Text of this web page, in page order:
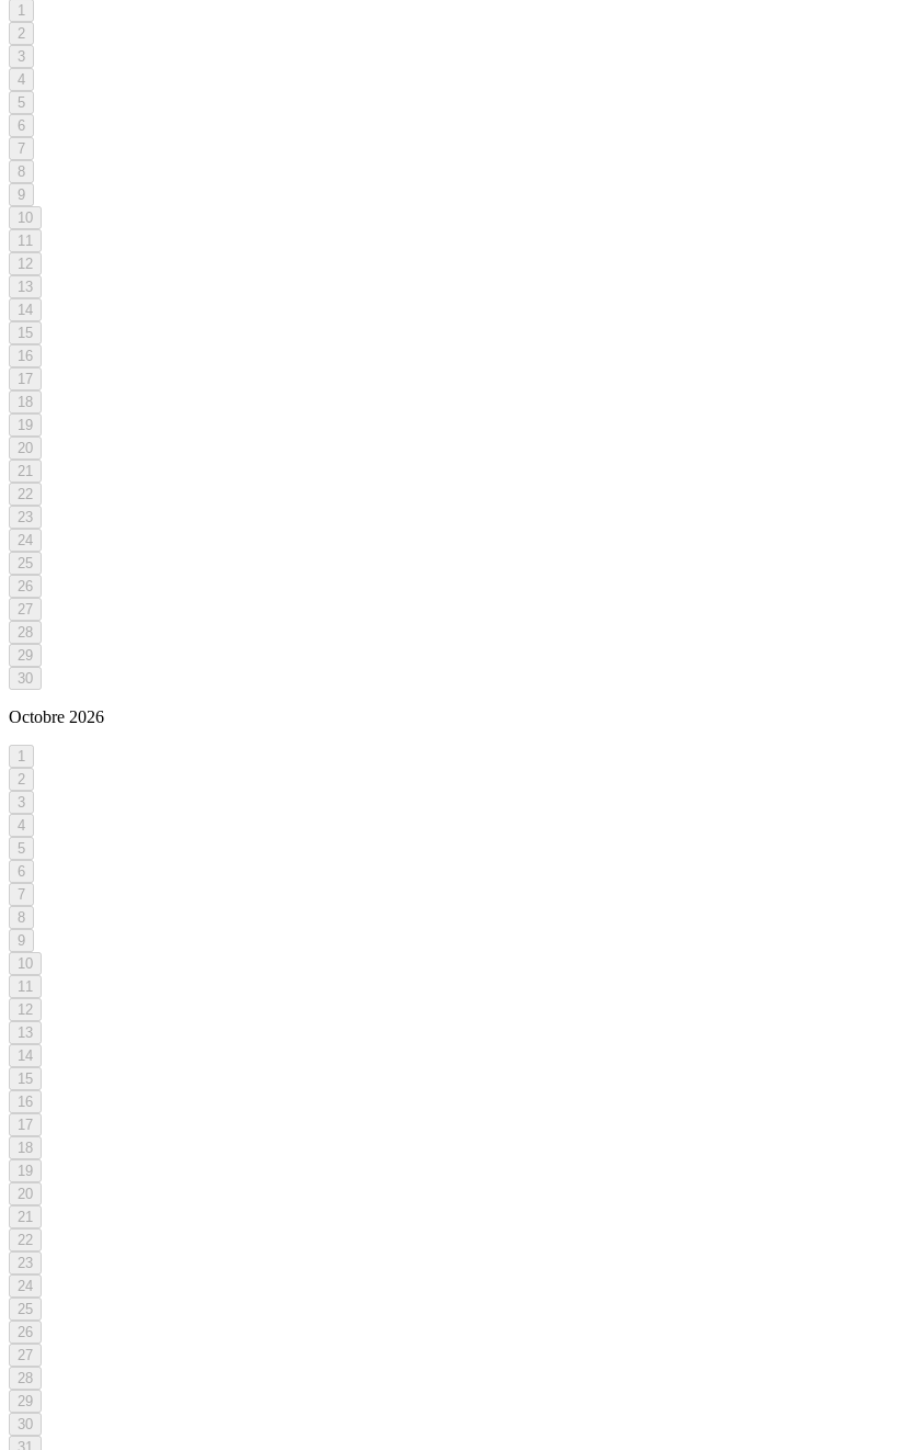
1
2
3
4
5
6
7
8
9
10
11
12
13
14
15
16
17
18
19
20
21
22
23
24
25
26
27
28
29
30
Octobre 2026
1
2
3
4
5
6
7
8
9
10
11
12
13
14
15
16
17
18
19
20
21
22
23
24
25
26
27
28
29
30